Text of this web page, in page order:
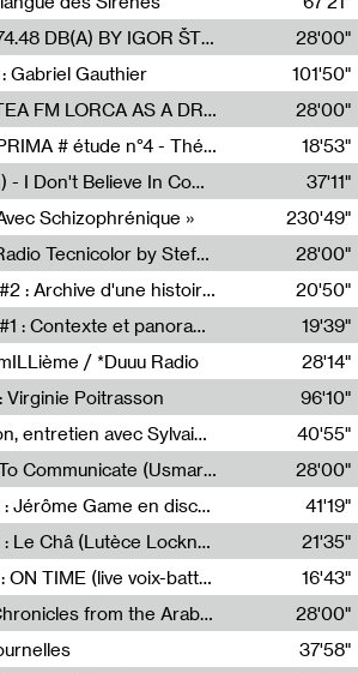
Radia Show #1100 : 74.48 DB(A) BY IGOR ŠTROMAJER FOR RADIO X
28'00"
Gabriel Gauthier
Gauthier
101'50"
Radia Show #1099: TEA FM LORCA AS A DREAM
28'00"
Mimésis : MATERIA PRIMA # étude n°4 - Théâtre de l’Aquarium
della Crisi
18'53"
Ok Deluxe (full album) - I Don't Believe In Computing
37'11"
Schizophrénique »
230'49"
Radia Show #1098: Radio Tecnicolor by Stefan Nussbaumer & Georg Zichy (Radio Orange 94.0)
28'00"
Mémoires en Creux #2 : Archive d'une histoire artistique
20'50"
Mémoires en Creux #1 : Contexte et panorama
19'39"
/ *Duuu Radio
28'14"
Virginie Poitrasson
Poitrasson
96'10"
Anatomie du Tomason, entretien avec Sylvain Cardonnel
40'55"
Radia Show #1095 : To Communicate (Usmaradio)
28'00"
Light turbulences #2 : Jérôme Game en discussion avec Thomas Corlin
41'19"
Light turbulences #3 : Le Châ (Lutèce Lockness)
21'35"
Light turbulences #1 : ON TIME (live voix-batterie) avec Jérôme Game & Jean-Michel Espitallier
Espitallier
16'43"
Radia Show #1094 Chronicles from the Arab Cold War by Ghazi Barakat
28'00"
37'58"